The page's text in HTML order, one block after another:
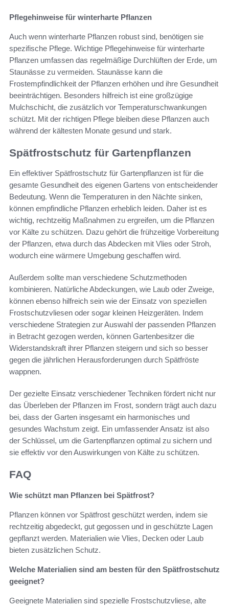
Pflegehinweise für winterharte Pflanzen
Auch wenn winterharte Pflanzen robust sind, benötigen sie
spezifische Pflege. Wichtige Pflegehinweise für winterharte
Pflanzen umfassen das regelmäßige Durchlüften der Erde, um
Staunässe zu vermeiden. Staunässe kann die
Frostempfindlichkeit der Pflanzen erhöhen und ihre Gesundheit
beeinträchtigen. Besonders hilfreich ist eine großzügige
Mulchschicht, die zusätzlich vor Temperaturschwankungen
schützt. Mit der richtigen Pflege bleiben diese Pflanzen auch
während der kältesten Monate gesund und stark.
Spätfrostschutz für Gartenpflanzen
Ein effektiver Spätfrostschutz für Gartenpflanzen ist für die
gesamte Gesundheit des eigenen Gartens von entscheidender
Bedeutung. Wenn die Temperaturen in den Nächte sinken,
können empfindliche Pflanzen erheblich leiden. Daher ist es
wichtig, rechtzeitig Maßnahmen zu ergreifen, um die Pflanzen
vor Kälte zu schützen. Dazu gehört die frühzeitige Vorbereitung
der Pflanzen, etwa durch das Abdecken mit Vlies oder Stroh,
wodurch eine wärmere Umgebung geschaffen wird.
Außerdem sollte man verschiedene Schutzmethoden
kombinieren. Natürliche Abdeckungen, wie Laub oder Zweige,
können ebenso hilfreich sein wie der Einsatz von speziellen
Frostschutzvliesen oder sogar kleinen Heizgeräten. Indem
verschiedene Strategien zur Auswahl der passenden Pflanzen
in Betracht gezogen werden, können Gartenbesitzer die
Widerstandskraft ihrer Pflanzen steigern und sich so besser
gegen die jährlichen Herausforderungen durch Spätfröste
wappnen.
Der gezielte Einsatz verschiedener Techniken fördert nicht nur
das Überleben der Pflanzen im Frost, sondern trägt auch dazu
bei, dass der Garten insgesamt ein harmonisches und
gesundes Wachstum zeigt. Ein umfassender Ansatz ist also
der Schlüssel, um die Gartenpflanzen optimal zu sichern und
sie effektiv vor den Auswirkungen von Kälte zu schützen.
FAQ
Wie schützt man Pflanzen bei Spätfrost?
Pflanzen können vor Spätfrost geschützt werden, indem sie
rechtzeitig abgedeckt, gut gegossen und in geschützte Lagen
gepflanzt werden. Materialien wie Vlies, Decken oder Laub
bieten zusätzlichen Schutz.
Welche Materialien sind am besten für den Spätfrostschutz
geeignet?
Geeignete Materialien sind spezielle Frostschutzvliese, alte